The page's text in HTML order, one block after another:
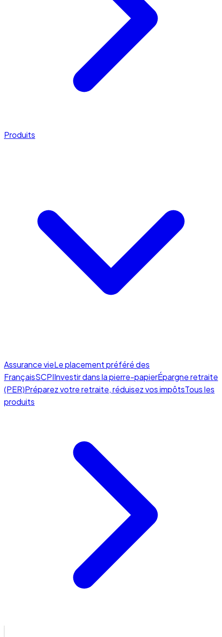
Produits
Assurance vieLe placement préféré des
FrançaisSCPIInvestir dans la pierre-papierÉpargne retraite
(PER)Préparez votre retraite, réduisez vos impôtsTous les
produits